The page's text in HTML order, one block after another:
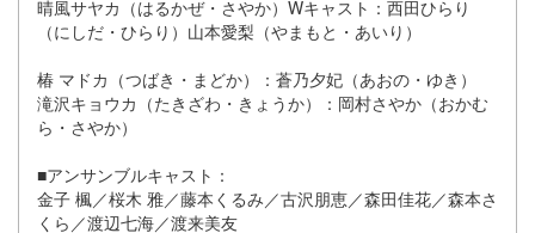
晴風サヤカ（はるかぜ・さやか）Wキャスト：西田ひらり
（にしだ・ひらり）山本愛梨（やまもと・あいり）
椿 マドカ（つばき・まどか）：蒼乃夕妃（あおの・ゆき）
滝沢キョウカ（たきざわ・きょうか）：岡村さやか（おかむ
ら・さやか）
■アンサンブルキャスト：
金子 楓／桜木 雅／藤本くるみ／古沢朋恵／森田佳花／森本さ
くら／渡辺七海／渡来美友